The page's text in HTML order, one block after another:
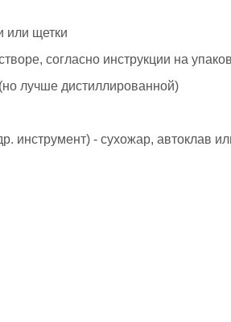
щетки
согласно инструкции на
лучше дистиллированной)
инструмент) - сухожар, автоклав